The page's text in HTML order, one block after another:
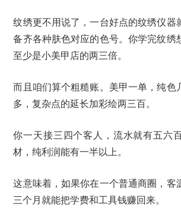
纹绣更不用说了，一台好点的纹绣仪器
备齐各种肤色对应的色号。你学完纹绣
至少是小美甲店的两三倍。
而且咱们算个粗糙账。美甲一单，纯色
多，复杂点的延长加彩绘两三百。
你一天接三四个客人，流水就有五六
材，纯利润能有一半以上。
这意味着，如果你在一个普通商圈，客
三个月就能把学费和工具钱赚回来。